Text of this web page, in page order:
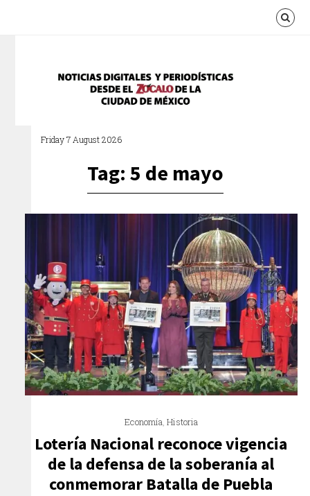
Friday 7 August 2026
Tag: 5 de mayo
Economía, Historia
Lotería Nacional reconoce vigencia
de la defensa de la soberanía al
conmemorar Batalla de Puebla